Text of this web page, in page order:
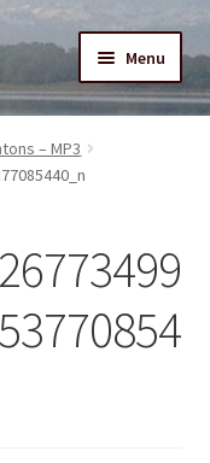
Menu
Ouvrir
enfant
– MP3